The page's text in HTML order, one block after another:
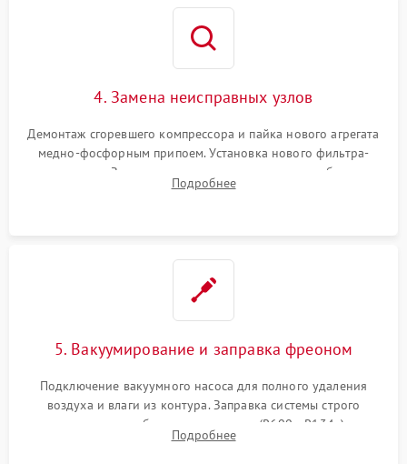
4. Замена неисправных узлов
Демонтаж сгоревшего компрессора и пайка нового агрегата
медно-фосфорным припоем. Установка нового фильтра-
осушителя. Замена изношенных вентиляторов обдува,
сломанных заслонок или поврежденных дверных петель.
Подробнее
5. Вакуумирование и заправка фреоном
Подключение вакуумного насоса для полного удаления
воздуха и влаги из контура. Заправка системы строго
дозированным объемом хладагента (R600a, R134a) по
электронным весам. Контроль рабочего давления в системе.
Подробнее